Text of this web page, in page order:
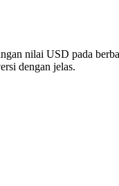
nilai USD pada
dengan jelas.